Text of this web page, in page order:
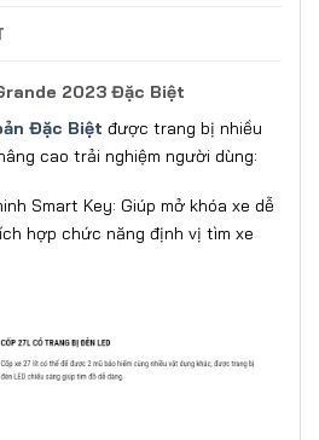
2023 Đặc Biệt
Đặc Biệt được trang bị nhiều
cao trải nghiệm người dùng:
Smart Key: Giúp mở khóa xe dễ
hợp chức năng định vị tìm xe